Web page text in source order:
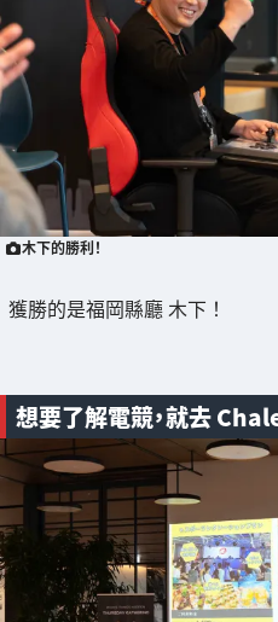
木下的勝利！
獲勝的是福岡縣廳 木下！
想要了解電競，就去